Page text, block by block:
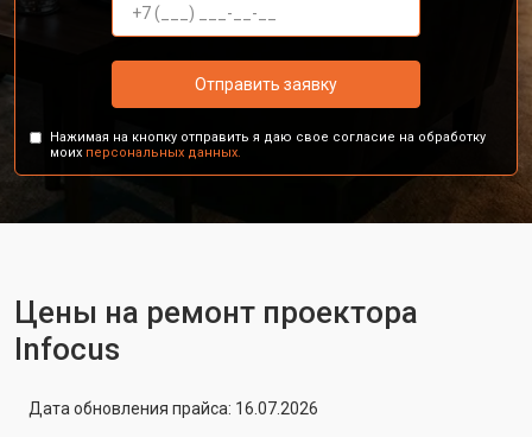
Отправить заявку
Нажимая на кнопку отправить я даю свое согласие на обработку
моих персональных данных.
Цены на ремонт проектора
Infocus
Дата обновления прайса: 16.07.2026